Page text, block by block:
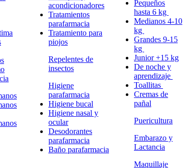
acondicionadores
Tratamientos
parafarmacia
Tratamiento para
piojos
Repelentes de
insectos
Higiene
parafarmacia
Higiene bucal
Higiene nasal y
ocular
Desodorantes
parafarmacia
Baño parafarmacia
Pequeños
hasta 6 kg
Medianos 4-10
kg
Grandes 9-15
kg
Junior +15 kg
De noche y
aprendizaje
Toallitas
Cremas de
pañal
Puericultura
Embarazo y
Lactancia
Maquillaje